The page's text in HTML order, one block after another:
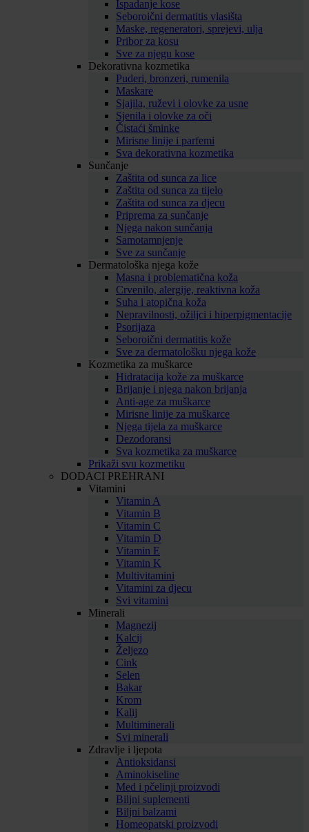
Ispadanje kose
Seboroični dermatitis vlasišta
Maske, regeneratori, sprejevi, ulja
Pribor za kosu
Sve za njegu kose
Dekorativna kozmetika
Puderi, bronzeri, rumenila
Maskare
Sjajila, ruževi i olovke za usne
Sjenila i olovke za oči
Čistaći šminke
Mirisne linije i parfemi
Sva dekorativna kozmetika
Sunčanje
Zaštita od sunca za lice
Zaštita od sunca za tijelo
Zaštita od sunca za djecu
Priprema za sunčanje
Njega nakon sunčanja
Samotamnjenje
Sve za sunčanje
Dermatološka njega kože
Masna i problematična koža
Crvenilo, alergije, reaktivna koža
Suha i atopična koža
Nepravilnosti, ožiljci i hiperpigmentacije
Psorijaza
Seboroični dermatitis kože
Sve za dermatološku njega kože
Kozmetika za muškarce
Hidratacija kože za muškarce
Brijanje i njega nakon brijanja
Anti-age za muškarce
Mirisne linije za muškarce
Njega tijela za muškarce
Dezodoransi
Sva kozmetika za muškarce
Prikaži svu kozmetiku
DODACI PREHRANI
Vitamini
Vitamin A
Vitamin B
Vitamin C
Vitamin D
Vitamin E
Vitamin K
Multivitamini
Vitamini za djecu
Svi vitamini
Minerali
Magnezij
Kalcij
Željezo
Cink
Selen
Bakar
Krom
Kalij
Multiminerali
Svi minerali
Zdravlje i ljepota
Antioksidansi
Aminokiseline
Med i pčelinji proizvodi
Biljni suplementi
Biljni balzami
Homeopatski proizvodi